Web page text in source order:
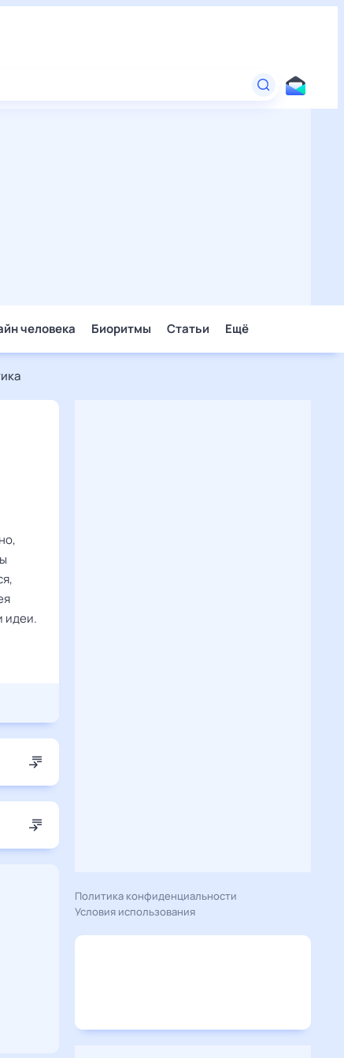
человека Биоритмы Статьи Ещё
идеи.
Политика конфиденциальности
Условия использования